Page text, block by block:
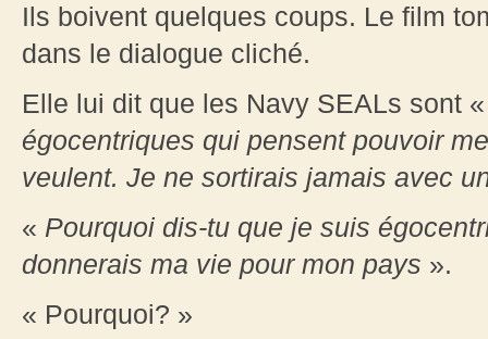
Ils boivent quelques coups. Le film
dans le dialogue cliché.
Elle lui dit que les Navy SEALs sont
égocentriques qui pensent pouvoir
veulent. Je ne sortirais jamais avec
« Pourquoi dis-tu que je suis
donnerais ma vie pour mon pays ».
« Pourquoi? »